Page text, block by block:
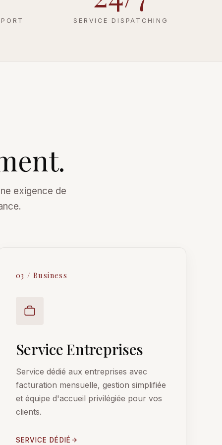
SERVICE DISPATCHING
exigence de
03 / Business
Service Entreprises
Service dédié aux entreprises avec
facturation mensuelle, gestion simplifiée
et équipe d'accueil privilégiée pour vos
clients.
SERVICE DÉDIÉ